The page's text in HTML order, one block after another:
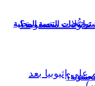
محسوبة؟
التنمية المحلية